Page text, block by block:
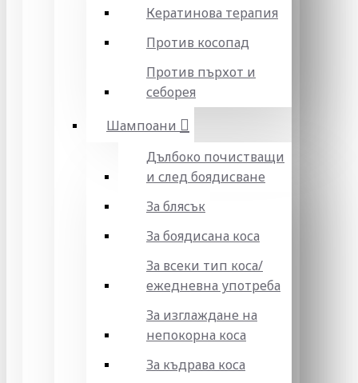
Кератинова терапия
Против косопад
Против пърхот и
себорея
Шампоани
Дълбоко почистващи
и след боядисване
За блясък
За боядисана коса
За всеки тип коса/
ежедневна употреба
За изглаждане на
непокорна коса
За къдрава коса